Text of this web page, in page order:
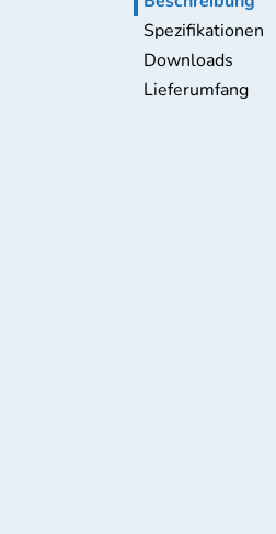
Spezifikationen
Downloads
Lieferumfang